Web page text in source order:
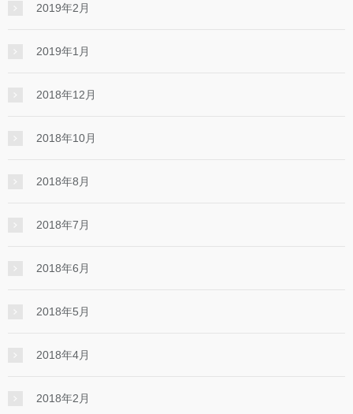
2019年2月
2019年1月
2018年12月
2018年10月
2018年8月
2018年7月
2018年6月
2018年5月
2018年4月
2018年2月